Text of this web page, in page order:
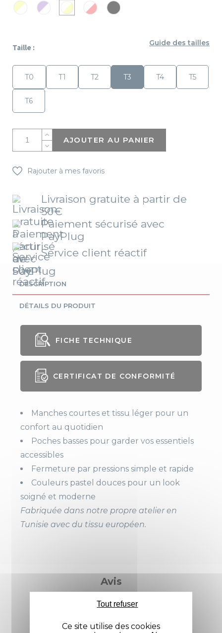
PC
PC
Satin
Satin
Satin
Taille :
Guide des tailles
T0 T1 T2 T3 T4 T5
T6
AJOUTER AU PANIER
Rajouter à mes favoris
Livraison gratuite à partir de
50€
Paiement sécurisé avec
PayPlug
Service client réactif
DESCRIPTION
DÉTAILS DU PRODUIT
FICHE TECHNIQUE
CERTIFICAT DE CONFORMITÉ
Manches courtes et tissu léger pour un
confort au quotidien
Poches basses pour garder vos essentiels
accessibles
Fermeture par pressions simple et rapide
Couleurs pastel douces pour un look
soigné et moderne
Fabriquée dans notre propre atelier en
Tunisie avec du tissu européen.
Genre Femme
Coupe
Compositio
50% coton, 50% polyest
er
on
Manches
Couleur
Blanc / Couleur
Pressions sous patte
Avis
Ce site utilise des cookies
Tout refuser